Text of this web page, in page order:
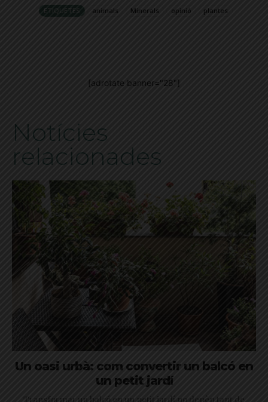
ETIQUETES animals Minerals opinió plantes
[adrotate banner="28"]
Notícies
relacionades
Un oasi urbà: com convertir un balcó en
un petit jardí
Transformar un balcó en un petit jardí no depèn tant de